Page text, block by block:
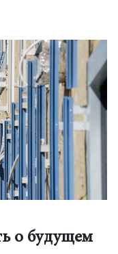
о будущем